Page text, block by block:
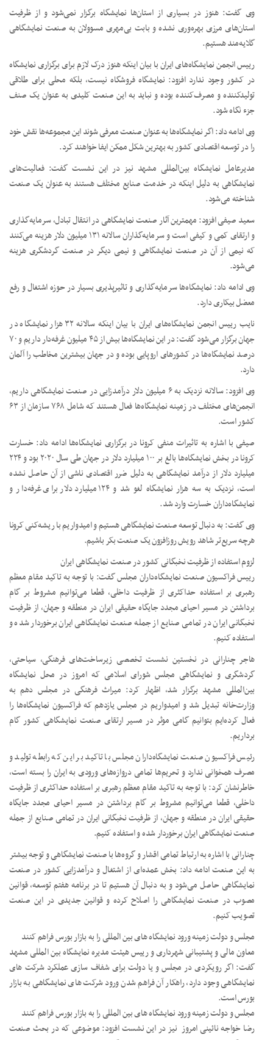
وی گفت: هنوز در بسیاری از استان‌ها نمایشگاه برگزار نمی‌شود و از ظرفیت
استان‌های مرزی بهره‌وری نشده و بابت بی‌مهری مسوولان به صنعت نمایشگاهی
گلایه‌مند هستیم.
رییس انجمن نمایشگاه‌های ایران با بیان اینکه هنوز درک لازم برای برگزاری نمایشگاه
در کشور وجود ندارد افزود: نمایشگاه فروشگاه نیست، بلکه محلی برای طلاقی
تولیدکننده و مصرف‌کننده بوده و نباید به این صنعت کلیدی به عنوان یک صنف
جزء نگاه شود.
وی ادامه داد: اگر نمایشگاه‌ها به عنوان صنعت معرفی شوند این مجموعه‌ها نقش خود
را در توسعه اقتصادی کشور به بهترین شکل ممکن ایفا خواهند کرد.
مدیرعامل نمایشگاه‌ بین‌المللی مشهد نیز در این نشست گفت: فعالیت‌های
نمایشگاهی به ‌دلیل اینکه در خدمت صنایع مختلف هستند به عنوان یک صنعت
شناخته می‌شود.
سعید صیفی افزود: مهمترین آثار صنعت نمایشگاهی در انتقال تبادل، سرمایه‌گذاری
و ارتقای کمی و کیفی است و سرمایه‌گذاران سالانه ۱۳۱ میلیون دلار هزینه می‌کنند
که نیمی از آن در صنعت نمایشگاهی و نیمی دیگر در صنعت گردشگری هزینه
می‌شود.
وی ادامه داد: نمایشگاه‌ها سرمایه‌گذاری و تاثیرپذیری بسیار در حوزه اشتغال و رفع
معضل بیکاری دارد.
نایب رییس انجمن نمایشگاه‌های ایران با بیان اینکه سالانه ۳۲ هزار نمایشگاه در
جهان برگزار می‌شود گفت: در این نمایشگاه‌ها بیش از ۴۵ میلیون غرفه‌دار داریم و ۷۰
درصد نمایشگاه‌ها در کشورهای اروپایی بوده و در جهان بیشترین مخاطب را آلمان
دارد.
وی افزود: سالانه نزدیک به ۶ میلیون دلار درآمدزایی در صنعت نمایشگاهی داریم،
انجمن‌های مختلف در زمینه نمایشگاه‌ها فعال هستند که شامل ۷۶۸ سازمان از ۶۳
کشور است.
صیفی با اشاره به تاثیرات منفی کرونا در برگزاری نمایشگاه‌ها ادامه داد: خسارت
کرونا در بخش نمایشگاه‌ها بالغ بر ۱۰۰ میلیارد دلار در جهان طی سال ۲۰۲۰ بود و ۲۲۴
میلیارد دلار از درآمد نمایشگاهی به دلیل ضرر اقتصادی ناشی از آن حاصل نشده
است، نزدیک به سه هزار نمایشگاه لغو شد و ۱۲۴ میلیارد دلار برای غرفه‌دار و
نمایشگاه‌داران خسارت وارد شد.
وی گفت: به دنبال توسعه صنعت نمایشگاهی هستیم و امیدواریم با ریشه‌کنی کرونا
هرچه سریع‌تر شاهد رویش روزافزون یک صنعت بکر باشیم.
لزوم استفاده از ظرفیت نخبگانی کشور در صنعت نمایشگاهی ایران
رییس فراکسیون صنعت نمایشگاه‌داران مجلس گفت: با توجه به تاکید مقام معظم
رهبری بر استفاده حداکثری از ظرفیت داخلی، قطعا می‌توانیم مشروط بر گام
برداشتن در مسیر احیای مجدد جایگاه حقیقی ایران در منطقه و جهان، از ظرفیت
نخبگانی ایران در تمامی صنایع از جمله صنعت نمایشگاهی ایران برخوردار شده و
استفاده کنیم.
هاجر چنارانی در نخستین نشست تخصصی زیرساخت‌های فرهنگی، سیاحتی،
گردشگری و نمایشگاهی مجلس شورای اسلامی که امروز در محل نمایشگاه
بین‌المللی مشهد برگزار شد، اظهار کرد: میراث فرهنگی در مجلس دهم به
وزارت‌خانه تبدیل شد و امیدواریم در مجلس یازدهم که فراکسیون نمایشگاه‌ها را
فعال کرده‌ایم ‌بتوانیم گامی موثر در مسیر ارتقای صنعت نمایشگاهی کشور گام
برداریم.
رئیس فراکسیون صنعت نمایشگاه‌داران مجلس با تاکید بر این که رابطه تولید و
مصرف همخوانی ندارد و تحریم‌ها تمامی دروازه‌های ورودی به ایران را بسته است،
خاطرنشان کرد: با توجه به تاکید مقام معظم رهبری بر استفاده حداکثری از ظرفیت
داخلی، قطعا می‌توانیم مشروط بر گام برداشتن در مسیر احیای مجدد جایگاه
حقیقی ایران در منطقه و جهان، از ظرفیت نخبگانی ایران در تمامی صنایع از جمله
صنعت نمایشگاهی ایران برخوردار شده و استفاده کنیم.
چنارانی با اشاره به ارتباط تمامی اقشار و گروه‌ها با صنعت نمایشگاهی و توجه بیشتر
به این صنعت ادامه داد: بخش عمده‌ای از اشتغال و درآمدزایی کشور در صنعت
نمایشگاهی حاصل می‌شود و به دنبال آن هستیم تا در برنامه هفتم توسعه، قوانین
مصوب در صنعت نمایشگاهی را اصلاح کرده و قوانین جدیدی در این صنعت
تصویب کنیم.
مجلس و دولت زمینه ورود نمایشگاه های بین المللی را به بازار بورس فراهم کنند
معاون مالی و پشتیبانی شهرداری و رییس هیئت مدیره نمایشگاه بین المللی مشهد
گفت: اگر رویکردی در مجلس و یا دولت برای شفاف سازی عملکرد شرکت های
نمایشگاهی وجود دارد، راهکار آن فراهم شدن ورود شرکت های نمایشگاهی به بازار
بورس است.
مجلس و دولت زمینه ورود نمایشگاه های بین المللی را به بازار بورس فراهم کنند
رضا خواجه نائینی امروز نیز در این نشست افزود: موضوعی که در بحث صنعت